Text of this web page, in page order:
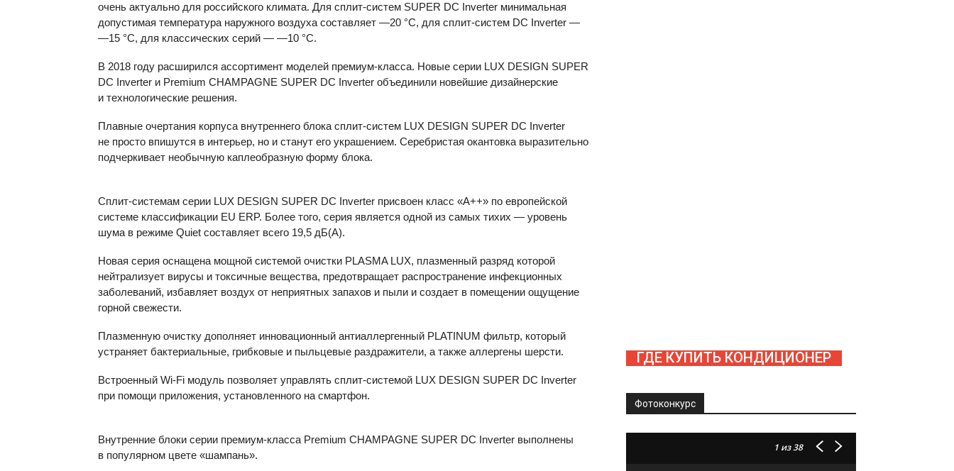
очень актуально для российского климата. Для сплит-систем SUPER DC Inverter минимальная
допустимая температура наружного воздуха составляет —20 °C, для сплит-систем DC Inverter —
—15 °C, для классических серий — —10 °C.
В 2018 году расширился ассортимент моделей премиум-класса. Новые серии LUX DESIGN SUPER
DC Inverter и Premium CHAMPAGNE SUPER DC Inverter объединили новейшие дизайнерские
и технологические решения.
Плавные очертания корпуса внутреннего блока сплит-систем LUX DESIGN SUPER DC Inverter
не просто впишутся в интерьер, но и станут его украшением. Серебристая окантовка выразительно
подчеркивает необычную каплеобразную форму блока.
Сплит-системам серии LUX DESIGN SUPER DC Inverter присвоен класс «А++» по европейской
системе классификации EU ERP. Более того, серия является одной из самых тихих — уровень
шума в режиме Quiet составляет всего 19,5 дБ(А).
Новая серия оснащена мощной системой очистки PLASMA LUX, плазменный разряд которой
нейтрализует вирусы и токсичные вещества, предотвращает распространение инфекционных
заболеваний, избавляет воздух от неприятных запахов и пыли и создает в помещении ощущение
горной свежести.
Плазменную очистку дополняет инновационный антиаллергенный PLATINUM фильтр, который
устраняет бактериальные, грибковые и пыльцевые раздражители, а также аллергены шерсти.
Встроенный Wi-Fi модуль позволяет управлять сплит-системой LUX DESIGN SUPER DC Inverter
при помощи приложения, установленного на смартфон.
Внутренние блоки серии премиум-класса Premium CHAMPAGNE SUPER DC Inverter выполнены
в популярном цвете «шампань».
ГДЕ КУПИТЬ КОНДИЦИОНЕР
Фотоконкурс
1 из 38